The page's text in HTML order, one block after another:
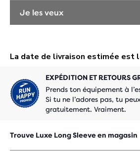
Je les veux
EXPÉDITION ET RETOURS
Prends ton équipement à
Si tu ne l’adores pas, tu
gratuitement. Vraiment.
Trouve Luxe Long Sleeve en magasin